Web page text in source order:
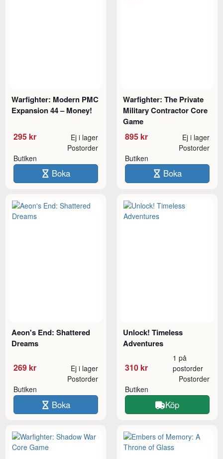
Warfighter: Modern PMC
Expansion 44 – Money!
295 kr Ej i lager
Butiken
Postorder
Boka
Warfighter: The Private
Military Contractor Core
Game
895 kr Ej i lager
Butiken
Postorder
Boka
Aeon's End: Shattered
Dreams
269 kr Ej i lager
Butiken
Postorder
Boka
Unlock! Timeless
Adventures
310 kr
1 på
postorder
Butiken
Postorder
Köp